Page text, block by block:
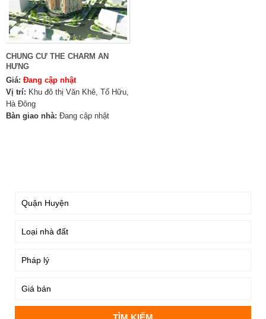
CHUNG CƯ THE CHARM AN
HƯNG
Giá: Đang cập nhật
Vị trí: Khu đô thị Văn Khê, Tố Hữu,
Hà Đông
Bàn giao nhà: Đang cập nhật